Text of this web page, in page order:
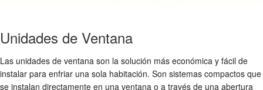
Unidades de Ventana
Las unidades de ventana son la solución más económica y fácil de
instalar para enfriar una sola habitación. Son sistemas compactos que
se instalan directamente en una ventana o a través de una abertura